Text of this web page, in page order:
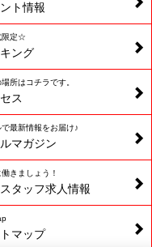
ト情報
限定☆
ング
所はコチラです。
ス
で最新情報をお届け♪
マガジン
きましょう！
タッフ求人情報
マップ